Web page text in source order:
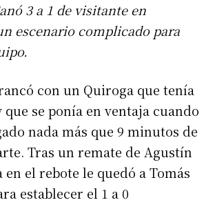
3 a 1 de visitante en
escenario complicado para
con un Quiroga que tenía
se ponía en ventaja cuando
nada más que 9 minutos de
Tras un remate de Agustín
en el rebote le quedó a Tomás
establecer el 1 a 0